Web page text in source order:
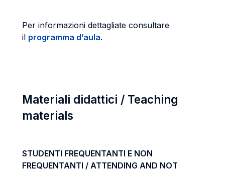
Per informazioni dettagliate consultare
il programma d’aula.
Materiali didattici / Teaching
materials
STUDENTI FREQUENTANTI E NON
FREQUENTANTI / ATTENDING AND NOT